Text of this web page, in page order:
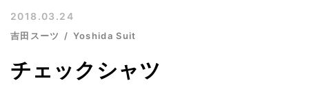
2018.03.24
吉田スーツ Yoshida Suit
チェックシャツ